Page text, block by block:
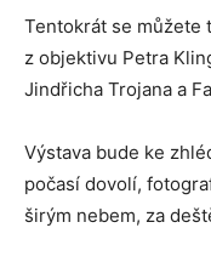
Tentokrát se můžete
z objektivu Petra
Jindřicha Trojana a
Výstava bude ke
počasí dovolí,
širým nebem, za